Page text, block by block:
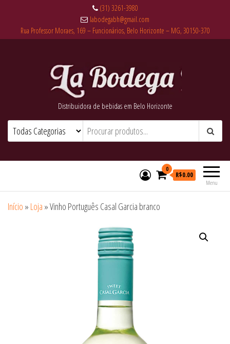
(31) 3261-3980
labodegabh@gmail.com
Rua Professor Moraes, 169 – Funcionários, Belo Horizonte – MG, 30150-370
Distribuidora de bebidas em Belo Horizonte
Menu
0
R$0.00
Início » Loja »Vinho Português Casal Garcia branco